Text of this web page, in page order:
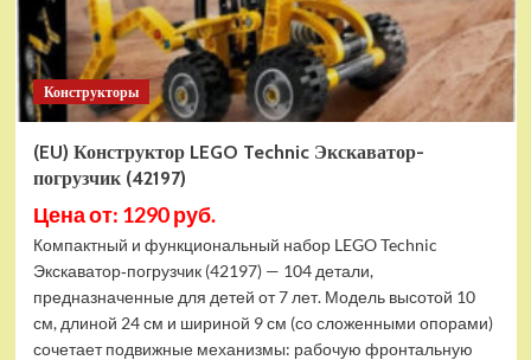
ZY501598-
R4
Конструкторы
(EU) Конструктор LEGO Technic Экскаватор-
погрузчик (42197)
Цена от: 1290 руб.
Компактный и функциональный набор LEGO Technic
Экскаватор‑погрузчик (42197) — 104 детали,
предназначенные для детей от 7 лет. Модель высотой 10
см, длиной 24 см и шириной 9 см (со сложенными опорами)
сочетает подвижные механизмы: рабочую фронтальную